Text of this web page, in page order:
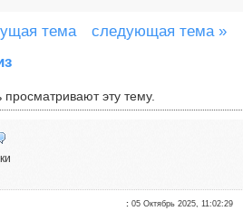
тема
следующая тема »
эту тему.
:05 Октябрь 2025, 11:02:29